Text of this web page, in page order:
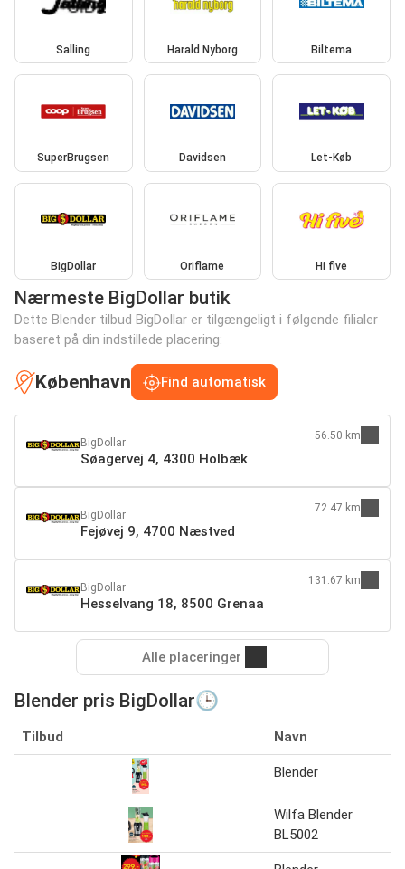
Salling Harald Nyborg Biltema
SuperBrugsen Davidsen Let-Køb
BigDollar Oriflame Hi five
Nærmeste BigDollar butik
Dette Blender tilbud BigDollar er tilgængeligt i følgende filialer
baseret på din indstillede placering:
København Find automatisk
BigDollar
Søagervej 4, 4300 Holbæk
56.50 km
BigDollar
Fejøvej 9, 4700 Næstved
72.47 km
BigDollar
Hesselvang 18, 8500 Grenaa
131.67 km
Alle placeringer
Blender pris BigDollar🕒
Tilbud Navn
Blender
Wilfa Blender
BL5002